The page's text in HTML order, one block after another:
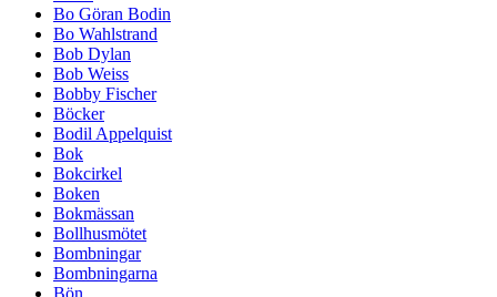
Bo Göran Bodin
Bo Wahlstrand
Bob Dylan
Bob Weiss
Bobby Fischer
Böcker
Bodil Appelquist
Bok
Bokcirkel
Boken
Bokmässan
Bollhusmötet
Bombningar
Bombningarna
Bön